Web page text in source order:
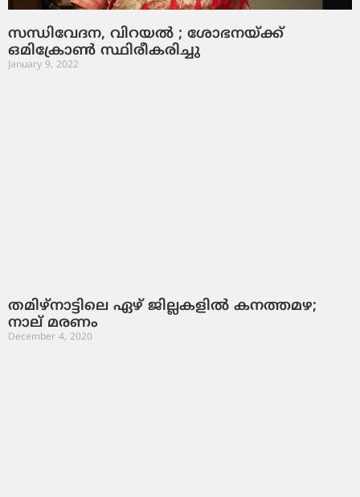
സന്ധിവേദന, വിറയല്‍ ; ശോഭനയ്ക്ക്
ഒമിക്രോണ്‍ സ്ഥിരീകരിച്ചു
January 9, 2022
തമിഴ്‌നാട്ടിലെ ഏഴ് ജില്ലകളില്‍ കനത്തമഴ;
നാല് മരണം
December 4, 2020